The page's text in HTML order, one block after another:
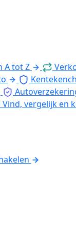
A tot Z
Vind, vergelijk en